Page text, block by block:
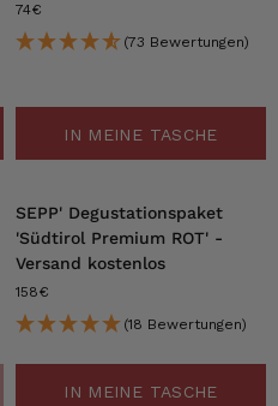
74€
(73 Bewertungen)
IN MEINE TASCHE
SEPP' Degustationspaket
'Südtirol Premium ROT' -
Versand kostenlos
158€
(18 Bewertungen)
IN MEINE TASCHE